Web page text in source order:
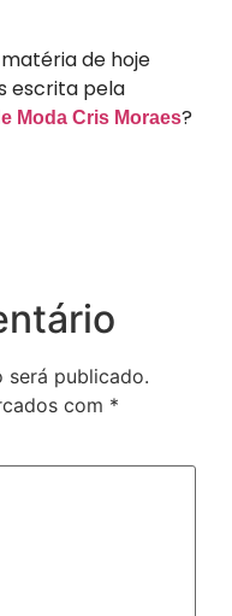
de hoje
escrita pela
Moda Cris Moraes?
será publicado.
com *